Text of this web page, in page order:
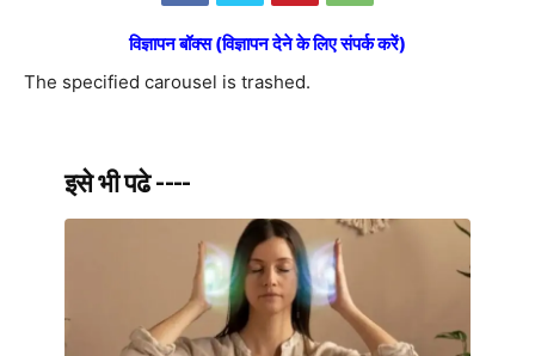
विज्ञापन बॉक्स (विज्ञापन देने के लिए संपर्क करें)
The specified carousel is trashed.
इसे भी पढे ----